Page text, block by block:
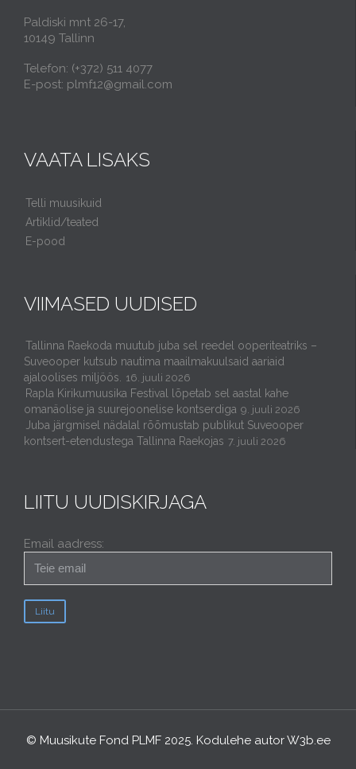
Paldiski mnt 26-17,
10149 Tallinn
Telefon: (+372) 511 4077
E-post: plmf12@gmail.com
VAATA LISAKS
Telli muusikuid
Artiklid/teated
E-pood
VIIMASED UUDISED
Tallinna Raekoda muutub juba sel reedel ooperiteatriks –
Suveooper kutsub nautima maailmakuulsaid aariaid
ajaloolises miljöös.
16. juuli 2026
Rapla Kirikumuusika Festival lõpetab sel aastal kahe
omanäolise ja suurejoonelise kontserdiga 9. juuli 2026
Juba järgmisel nädalal rõõmustab publikut Suveooper
kontsert-etendustega Tallinna Raekojas 7. juuli 2026
LIITU UUDISKIRJAGA
Email aadress:
© Muusikute Fond PLMF 2025. Kodulehe autorW3b.ee